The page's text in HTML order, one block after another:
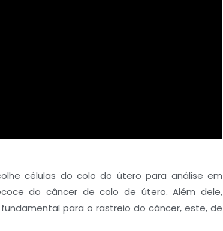
células do colo do útero para análise em
do câncer de colo de útero. Além dele,
para o rastreio do câncer, este, de